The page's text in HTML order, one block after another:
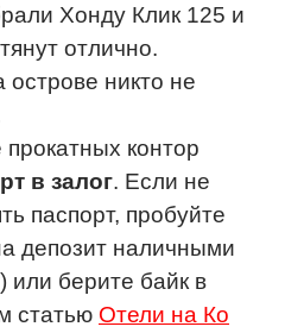
Хонду Клик 125 и
отлично.
никто не
контор
в залог. Если не
паспорт, пробуйте
депозит наличными
или берите байк в
статью Отели на Ко